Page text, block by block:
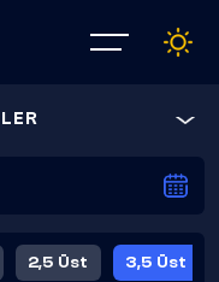
2,5 Üst 3,5 Üst